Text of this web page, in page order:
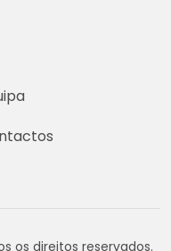
os direitos reservados.